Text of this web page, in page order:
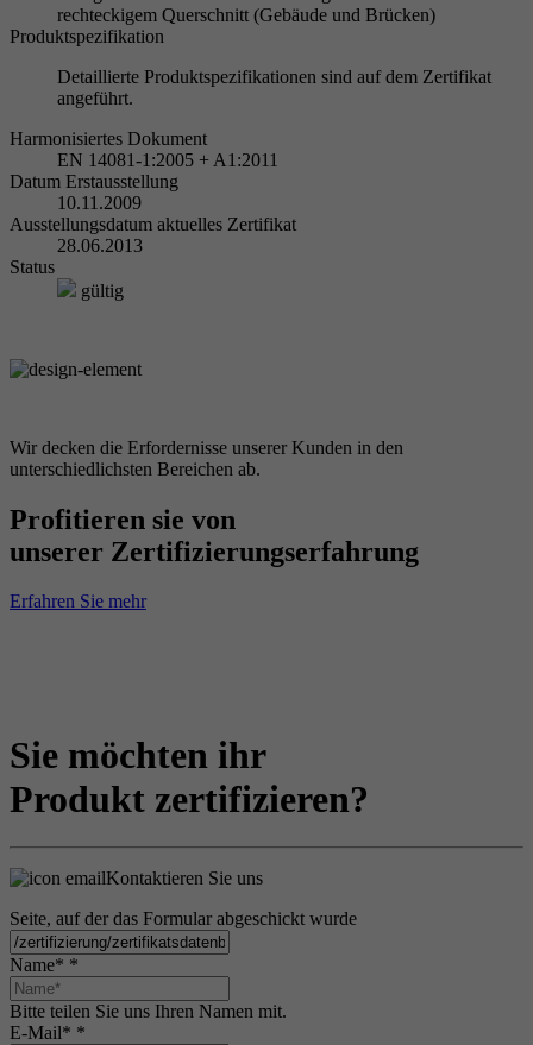
rechteckigem Querschnitt (Gebäude und Brücken)
Produktspezifikation
Detaillierte Produktspezifikationen sind auf dem Zertifikat
angeführt.
Harmonisiertes Dokument
EN 14081-1:2005 + A1:2011
Datum Erstausstellung
10.11.2009
Ausstellungsdatum aktuelles Zertifikat
28.06.2013
Status
gültig
Wir decken die Erfordernisse unserer Kunden in den
unterschiedlichsten Bereichen ab.
Profitieren sie von
unserer Zertifizierungserfahrung
Erfahren Sie mehr
Sie möchten ihr
Produkt zertifizieren?
Kontaktieren Sie uns
Seite, auf der das Formular abgeschickt wurde
Name* *
Bitte teilen Sie uns Ihren Namen mit.
E-Mail* *